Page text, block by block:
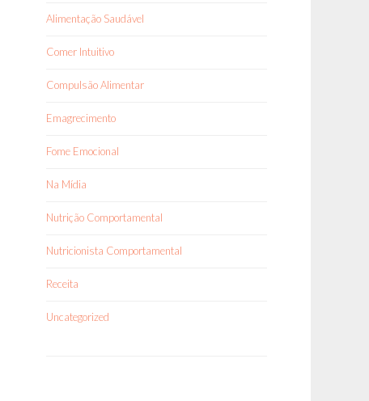
Alimentação Saudável
Comer Intuitivo
Compulsão Alimentar
Emagrecimento
Fome Emocional
Na Mídia
Nutrição Comportamental
Nutricionista Comportamental
Receita
Uncategorized